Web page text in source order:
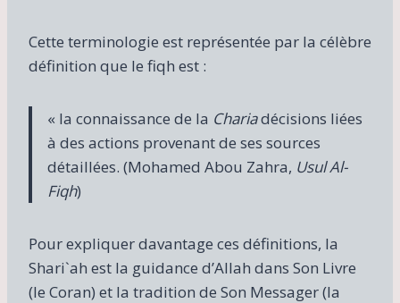
Cette terminologie est représentée par la célèbre
définition que le fiqh est :
« la connaissance de la Chariadécisions liées
à des actions provenant de ses sources
détaillées. (Mohamed Abou Zahra, Usul Al-
Fiqh)
Pour expliquer davantage ces définitions, la
Shari`ah est la guidance d’Allah dans Son Livre
(le Coran) et la tradition de Son Messager (la